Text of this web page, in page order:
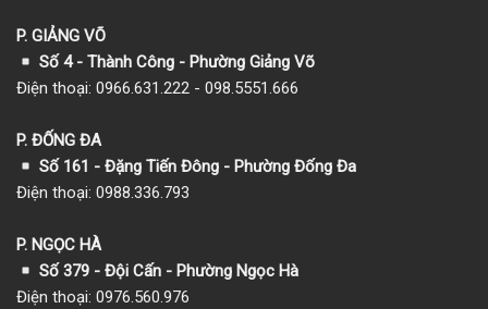
P. GIẢNG VÕ
Số 4 - Thành Công - Phường Giảng Võ
Điện thoại: 0966.631.222 - 098.5551.666
P. ĐỐNG ĐA
Số 161 - Đặng Tiến Đông - Phường Đống Đa
Điện thoại: 0988.336.793
P. NGỌC HÀ
Số 379 - Đội Cấn - Phường Ngọc Hà
Điện thoại: 0976.560.976